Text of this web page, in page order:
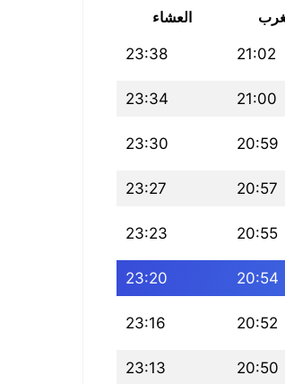
العشاء
21:02
23:38
21:00
23:34
20:59
23:30
20:57
23:27
20:55
23:23
20:54
23:20
20:52
23:16
20:50
23:13